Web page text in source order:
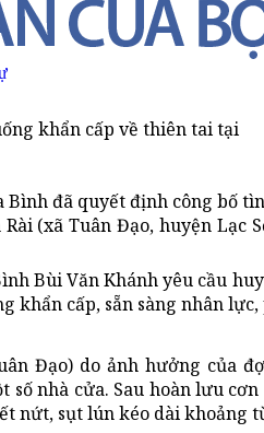
khẩn cấp về thiên tai tại
Bình đã quyết định công bố
(xã Tuân Đạo, huyện Lạc
Bùi Văn Khánh yêu cầu
khẩn cấp, sẵn sàng nhân
Đạo) do ảnh hưởng của
nhà cửa. Sau hoàn lưu
nứt, sụt lún kéo dài khoảng